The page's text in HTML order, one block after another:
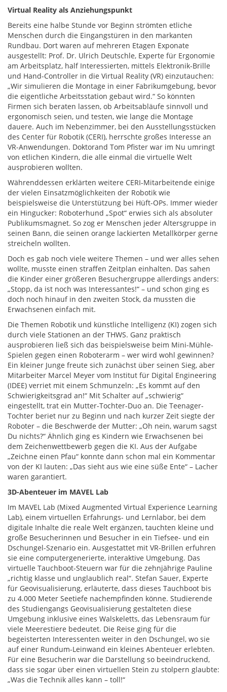
Virtual Reality als Anziehungspunkt
Bereits eine halbe Stunde vor Beginn strömten etliche
Menschen durch die Eingangstüren in den markanten
Rundbau. Dort waren auf mehreren Etagen Exponate
ausgestellt: Prof. Dr. Ulrich Deutschle, Experte für Ergonomie
am Arbeitsplatz, half Interessierten, mittels Elektronik-Brille
und Hand-Controller in die Virtual Reality (VR) einzutauchen:
„Wir simulieren die Montage in einer Fabrikumgebung, bevor
die eigentliche Arbeitsstation gebaut wird.“ So könnten
Firmen sich beraten lassen, ob Arbeitsabläufe sinnvoll und
ergonomisch seien, und testen, wie lange die Montage
dauere. Auch im Nebenzimmer, bei den Ausstellungsstücken
des Center für Robotik (CERI), herrschte großes Interesse an
VR-Anwendungen. Doktorand Tom Pfister war im Nu umringt
von etlichen Kindern, die alle einmal die virtuelle Welt
ausprobieren wollten.
Währenddessen erklärten weitere CERI-Mitarbeitende einige
der vielen Einsatzmöglichkeiten der Robotik wie
beispielsweise die Unterstützung bei Hüft-OPs. Immer wieder
ein Hingucker: Roboterhund „Spot“ erwies sich als absoluter
Publikumsmagnet. So zog er Menschen jeder Altersgruppe in
seinen Bann, die seinen orange lackierten Metallkörper gerne
streicheln wollten.
Doch es gab noch viele weitere Themen – und wer alles sehen
wollte, musste einen straffen Zeitplan einhalten. Das sahen
die Kinder einer größeren Besuchergruppe allerdings anders:
„Stopp, da ist noch was Interessantes!“ – und schon ging es
doch noch hinauf in den zweiten Stock, da mussten die
Erwachsenen einfach mit.
Die Themen Robotik und künstliche Intelligenz (KI) zogen sich
durch viele Stationen an der THWS. Ganz praktisch
ausprobieren ließ sich das beispielsweise beim Mini-Mühle-
Spielen gegen einen Roboterarm – wer wird wohl gewinnen?
Ein kleiner Junge freute sich zunächst über seinen Sieg, aber
Mitarbeiter Marcel Meyer vom Institut für Digital Engineering
(IDEE) verriet mit einem Schmunzeln: „Es kommt auf den
Schwierigkeitsgrad an!“ Mit Schalter auf „schwierig“
eingestellt, trat ein Mutter-Tochter-Duo an. Die Teenager-
Tochter beriet nur zu Beginn und nach kurzer Zeit siegte der
Roboter – die Beschwerde der Mutter: „Oh nein, warum sagst
Du nichts?“ Ähnlich ging es Kindern wie Erwachsenen bei
dem Zeichenwettbewerb gegen die KI. Aus der Aufgabe
„Zeichne einen Pfau“ konnte dann schon mal ein Kommentar
von der KI lauten: „Das sieht aus wie eine süße Ente“ – Lacher
waren garantiert.
3D-Abenteuer im MAVEL Lab
Im MAVEL Lab (Mixed Augmented Virtual Experience Learning
Lab), einem virtuellen Erfahrungs- und Lernlabor, bei dem
digitale Inhalte die reale Welt ergänzen, tauchten kleine und
große Besucherinnen und Besucher in ein Tiefsee- und ein
Dschungel-Szenario ein. Ausgestattet mit VR-Brillen erfuhren
sie eine computergenerierte, interaktive Umgebung. Das
virtuelle Tauchboot-Steuern war für die zehnjährige Pauline
„richtig klasse und unglaublich real“. Stefan Sauer, Experte
für Geovisualisierung, erläuterte, dass dieses Tauchboot bis
zu 4.000 Meter Seetiefe nachempfinden könne. Studierende
des Studiengangs Geovisualisierung gestalteten diese
Umgebung inklusive eines Walskeletts, das Lebensraum für
viele Meerestiere bedeutet. Die Reise ging für die
begeisterten Interessenten weiter in den Dschungel, wo sie
auf einer Rundum-Leinwand ein kleines Abenteuer erlebten.
Für eine Besucherin war die Darstellung so beeindruckend,
dass sie sogar über einen virtuellen Stein zu stolpern glaubte:
„Was die Technik alles kann – toll!“